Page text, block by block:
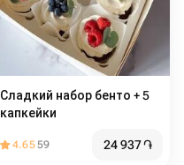
Сладкий набор бенто + 5
капкейки
4.6559 24 937֏